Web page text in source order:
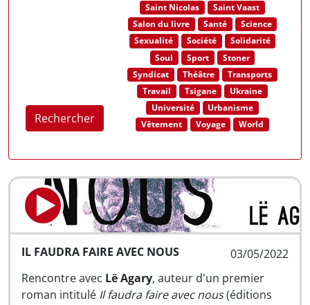
Rechercher
Saint Nicolas
Saint Vaast
Salon du livre
Santé
Science
Sexualité
Société
Solidarité
Soul
Sport
Stoner
Syndicat
Théâtre
Transports
Travail
Tsigane
Ukraine
Université
Urbanisme
Vêtement
Voyage World
03/05/2022
IL FAUDRA FAIRE AVEC NOUS
Rencontre avec Lë Agary, auteur d'un premier
roman intitulé Il faudra faire avec nous(éditions